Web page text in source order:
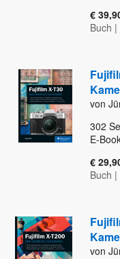
€
Buch |
von
302
E-
€
Buch |
von